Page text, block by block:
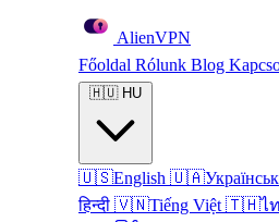
AlienVPN
Főoldal Rólunk Blog
🇭🇺 HU
🇺🇸English 🇺🇦
हिन्दी 🇻🇳Tiếng Việt 🇹🇭ไ